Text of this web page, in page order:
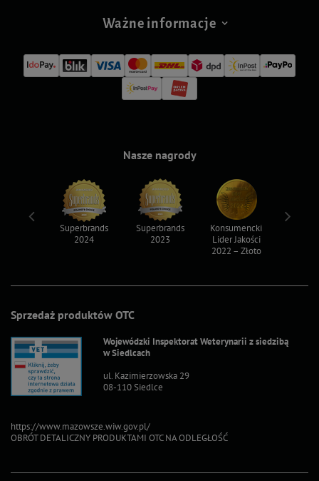
Ważne informacje
Sprzedaż produktów OTC
Wojewódzki Inspektorat Weterynarii z siedzibą
w Siedlcach
ul. Kazimierzowska 29
08-110 Siedlce
https://www.mazowsze.wiw.gov.pl/
OBRÓT DETALICZNY PRODUKTAMI OTC NA ODLEGŁOŚĆ
Nasze nagrody
Superbrands
2024
Superbrands
2023
Konsumencki
Lider Jakości
2022 – Złoto